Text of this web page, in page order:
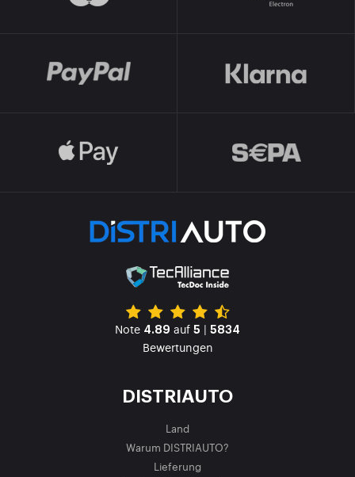
Note 4.89 auf 5 | 5834
Bewertungen
DISTRIAUTO
Land
Warum DISTRIAUTO?
Lieferung